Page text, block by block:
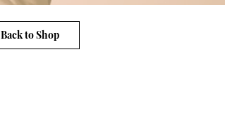
Back to Shop